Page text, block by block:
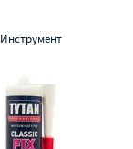
Инструмент